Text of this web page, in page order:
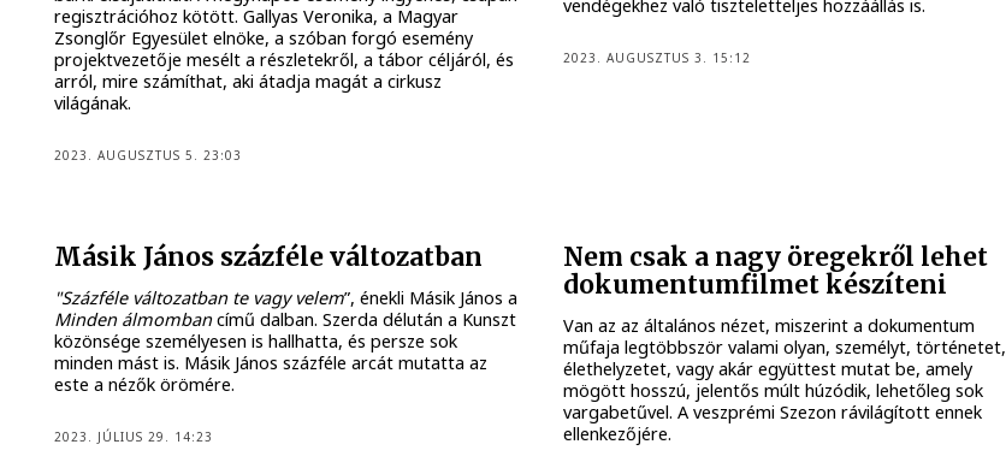
regisztrációhoz kötött. Gallyas Veronika, a Magyar
Zsonglőr Egyesület elnöke, a szóban forgó esemény
projektvezetője mesélt a részletekről, a tábor céljáról, és
arról, mire számíthat, aki átadja magát a cirkusz
világának.
2023. AUGUSZTUS 5. 23:03
vendégekhez való tiszteletteljes hozzáállás is.
2023. AUGUSZTUS 3. 15:12
Másik János százféle változatban
"Százféle változatban te vagy velem”, énekli Másik János a
Minden álmombancímű dalban. Szerda délután a Kunszt
közönsége személyesen is hallhatta, és persze sok
minden mást is. Másik János százféle arcát mutatta az
este a nézők örömére.
2023. JÚLIUS 29. 14:23
Nem csak a nagy öregekről lehet
dokumentumfilmet készíteni
Van az az általános nézet, miszerint a dokumentum
műfaja legtöbbször valami olyan, személyt, történetet,
élethelyzetet, vagy akár együttest mutat be, amely
mögött hosszú, jelentős múlt húzódik, lehetőleg sok
vargabetűvel. A veszprémi Szezon rávilágított ennek
ellenkezőjére.